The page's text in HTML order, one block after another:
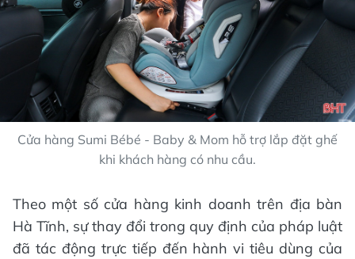
Cửa hàng Sumi Bébé - Baby & Mom hỗ trợ lắp đặt ghế
khi khách hàng có nhu cầu.
Theo một số cửa hàng kinh doanh trên địa bàn
Hà Tĩnh, sự thay đổi trong quy định của pháp luật
đã tác động trực tiếp đến hành vi tiêu dùng của